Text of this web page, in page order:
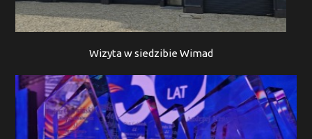
Wizyta w siedzibie Wimad